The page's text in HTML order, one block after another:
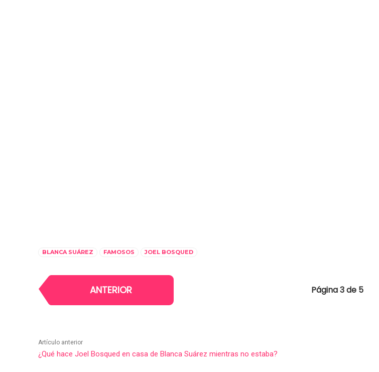
BLANCA SUÁREZ FAMOSOS JOEL BOSQUED
ANTERIOR Página 3 de 5
Artículo anterior
¿Qué hace Joel Bosqued en casa de Blanca Suárez mientras no estaba?